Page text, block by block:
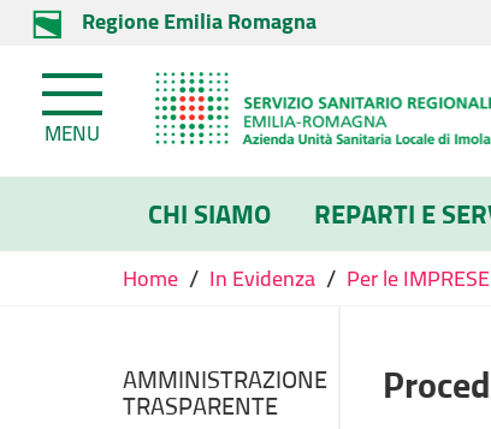
Regione Emilia Romagna
MENU
CHI SIAMO REPARTI E
Home / In Evidenza / Per le IMPRESE
AMMINISTRAZIONE
TRASPARENTE